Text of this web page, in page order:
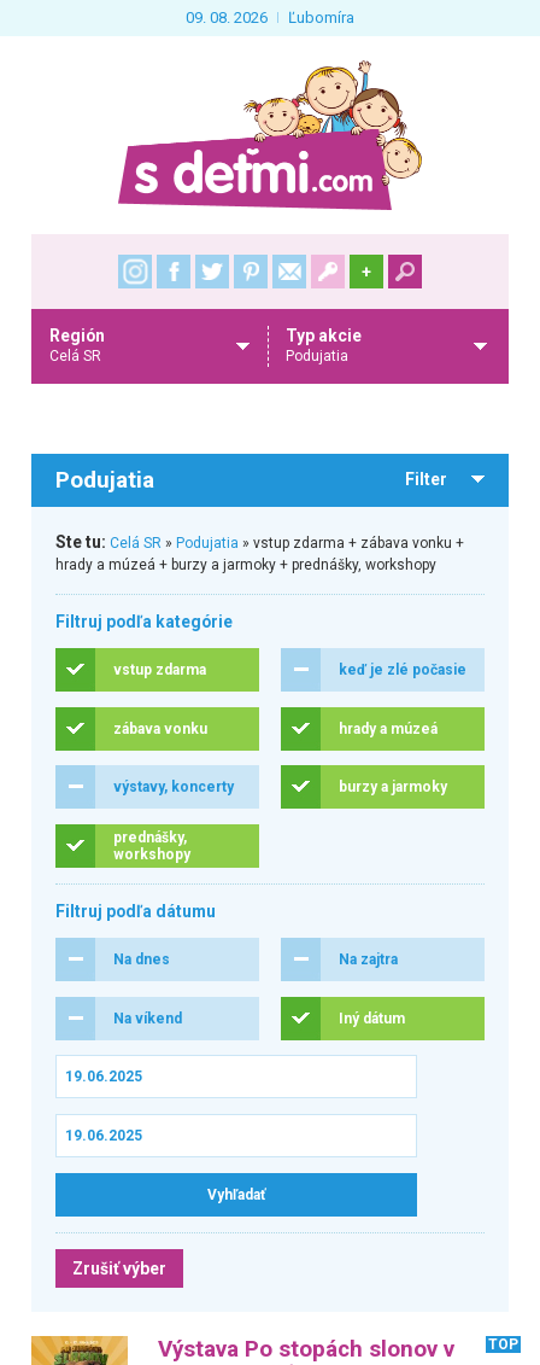
09. 08. 2026 Ľubomíra
+
Región
Celá SR
Typ akcie
Podujatia
Podujatia Filter
Ste tu: Celá SR» Podujatia » vstup zdarma + zábava vonku +
hrady a múzeá + burzy a jarmoky + prednášky, workshopy
Filtruj podľa kategórie
vstup zdarma keď je zlé počasie
zábava vonku hrady a múzeá
výstavy, koncerty burzy a jarmoky
prednášky,
workshopy
Filtruj podľa dátumu
Na dnes Na zajtra
Na víkend Iný dátum
Zrušiť výber
Výstava Po stopách slonov v
TOP